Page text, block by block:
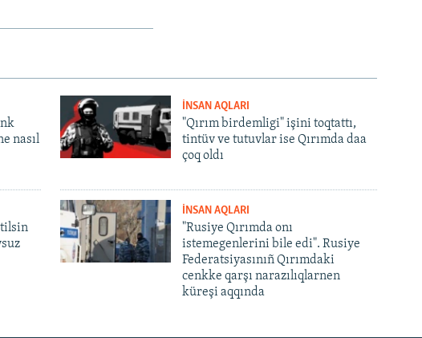
nasıl
İNSAN AQLARI
"Qırım birdemligi" işini toqtattı,
tintüv ve tutuvlar ise Qırımda daa
çoq oldı
İNSAN AQLARI
"Rusiye Qırımda onı
istemegenlerini bile edi". Rusiye
Federatsiyasınıñ Qırımdaki
cenkke qarşı narazılıqlarnen
küreşi aqqında